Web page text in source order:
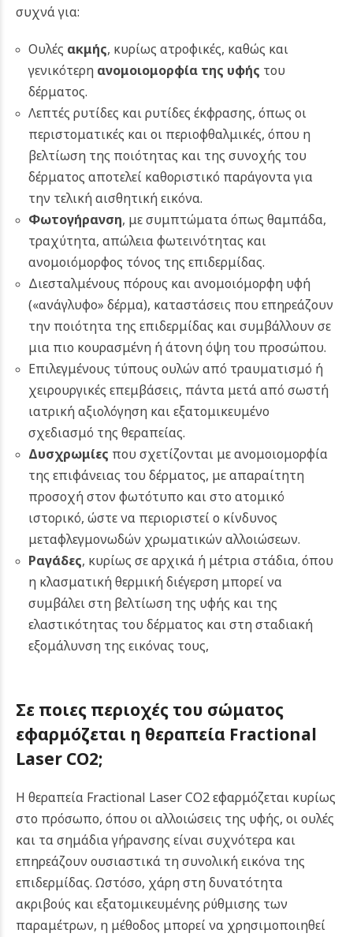
συχνά για:
Ουλές ακμής, κυρίως ατροφικές, καθώς και
γενικότερη ανομοιομορφία της υφής του
δέρματος.
Λεπτές ρυτίδες και ρυτίδες έκφρασης, όπως οι
περιστοματικές και οι περιοφθαλμικές, όπου η
βελτίωση της ποιότητας και της συνοχής του
δέρματος αποτελεί καθοριστικό παράγοντα για
την τελική αισθητική εικόνα.
Φωτογήρανση, με συμπτώματα όπως θαμπάδα,
τραχύτητα, απώλεια φωτεινότητας και
ανομοιόμορφος τόνος της επιδερμίδας.
Διεσταλμένους πόρους και ανομοιόμορφη υφή
(«ανάγλυφο» δέρμα), καταστάσεις που επηρεάζουν
την ποιότητα της επιδερμίδας και συμβάλλουν σε
μια πιο κουρασμένη ή άτονη όψη του προσώπου.
Επιλεγμένους τύπους ουλών από τραυματισμό ή
χειρουργικές επεμβάσεις, πάντα μετά από σωστή
ιατρική αξιολόγηση και εξατομικευμένο
σχεδιασμό της θεραπείας.
Δυσχρωμίες που σχετίζονται με ανομοιομορφία
της επιφάνειας του δέρματος, με απαραίτητη
προσοχή στον φωτότυπο και στο ατομικό
ιστορικό, ώστε να περιοριστεί ο κίνδυνος
μεταφλεγμονωδών χρωματικών αλλοιώσεων.
Ραγάδες, κυρίως σε αρχικά ή μέτρια στάδια, όπου
η κλασματική θερμική διέγερση μπορεί να
συμβάλει στη βελτίωση της υφής και της
ελαστικότητας του δέρματος και στη σταδιακή
εξομάλυνση της εικόνας τους,
Σε ποιες περιοχές του σώματος
εφαρμόζεται η θεραπεία Fractional
Laser CO2;
Η θεραπεία Fractional Laser CO2 εφαρμόζεται κυρίως
στο πρόσωπο, όπου οι αλλοιώσεις της υφής, οι ουλές
και τα σημάδια γήρανσης είναι συχνότερα και
επηρεάζουν ουσιαστικά τη συνολική εικόνα της
επιδερμίδας. Ωστόσο, χάρη στη δυνατότητα
ακριβούς και εξατομικευμένης ρύθμισης των
παραμέτρων, η μέθοδος μπορεί να χρησιμοποιηθεί